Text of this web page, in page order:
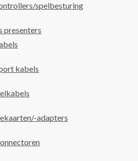
spelbesturing
presenters
kabels
adapters